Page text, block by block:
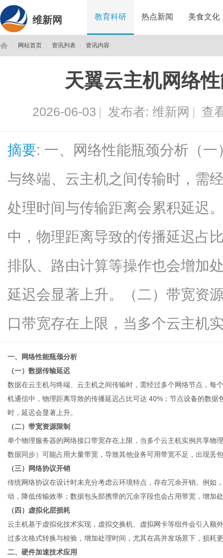
维新网 教育科研 热点新闻 美食文化
网站首页 资讯列表
›
资讯内容
天翼云主机网络
2026-06-03 | 发布者: 维新网 | 查
摘要: 一、网络性能瓶颈分析（
与终端、云主机之间传输时，需
处理时间与传输距离会累积延迟
中，物理距离导致的传播延迟占
排队、路由计算等操作也会增加
延迟会显著上升。（二）带宽资
口带宽存在上限，当多个云主机
一、网络性能瓶颈分析
（一）数据传输延迟
数据在云主机与终端、云主机之间传输时，需经过多个网络节点，每
机通信中，物理距离导致的传播延迟占比可达 40%；节点设备的数
时，延迟会显著上升。
（二）带宽资源限制
单个物理服务器的网络接口带宽存在上限，当多个云主机实例共享物
数据同步）可能占用大量带宽，导致其他业务可用带宽不足，出现丢
（三）网络协议开销
传统网络协议在设计时未充分考虑云环境特点，存在冗余开销。例如
动，降低传输效率；数据包头部携带的冗余字段也会占用带宽，增加
（四）虚拟化层损耗
云主机基于虚拟化技术实现，虚拟交换机、虚拟网卡等组件会引入额
过多次格式转换与校验，增加处理时间，尤其在高并发场景下，损耗
二、硬件加速技术应用